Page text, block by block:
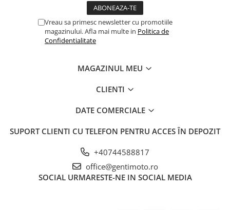
Vreau sa primesc newsletter cu promotiile
magazinului. Afla mai multe in Politica de
Confidentialitate
MAGAZINUL MEU
CLIENTI
DATE COMERCIALE
SUPORT CLIENTI CU TELEFON PENTRU ACCES ÎN DEPOZIT
+40744588817
office@gentimoto.ro
SOCIAL URMARESTE-NE IN SOCIAL MEDIA